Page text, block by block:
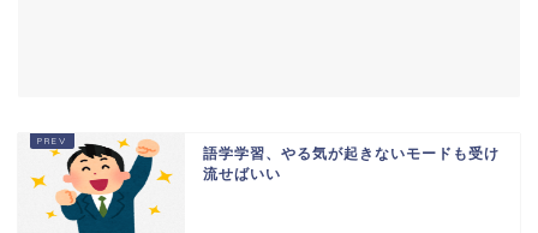
語学学習、やる気が起きないモードも受け
流せばいい